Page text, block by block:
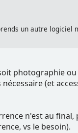
un autre
photographie
(et
n'est au
vs le besoin).